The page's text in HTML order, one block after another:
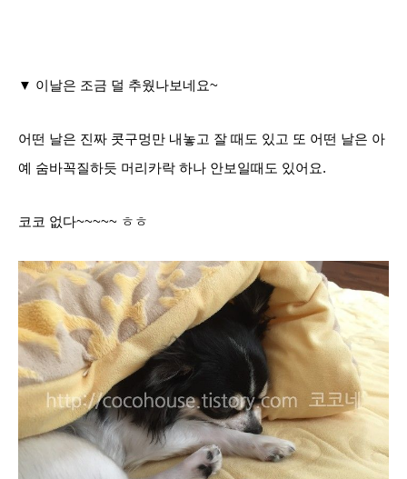
▼ 이날은 조금 덜 추웠나보네요~
어떤 날은 진짜 콧구멍만 내놓고 잘 때도 있고 또 어떤 날은 아
예 숨바꼭질하듯 머리카락 하나 안보일때도 있어요.
코코 없다~~~~~ ㅎㅎ